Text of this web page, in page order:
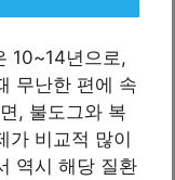
10~14년으로,
무난한 편에 속
, 불도그와 복
가 비교적 많이
역시 해당 질환